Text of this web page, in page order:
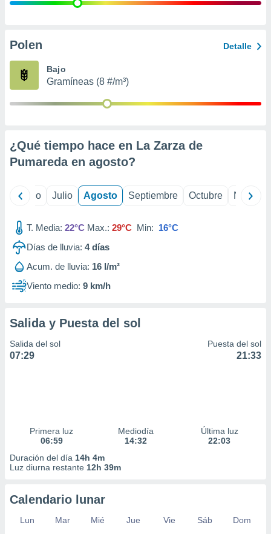
e
publicidad
Polen Detalle
Bajo
Gramíneas (8 #/m³)
¿Qué tiempo hace en La Zarza de
Pumareda en agosto?
Junio Julio Agosto Septiembre Octubre
T. Media: 22°C Max.: 29°C Min: 16°C
Días de lluvia: 4días
Acum. de lluvia: 16 l/m²
Viento medio: 9 km/h
Salida y Puesta del sol
Salida del sol
07:29
Puesta del sol
21:33
Primera luz
06:59
Mediodía
14:32
Última luz
22:03
Duración del día 14h 4m
Luz diurna restante 12h 39m
Calendario lunar
Lun Mar Mié Jue Vie Sáb
Dom